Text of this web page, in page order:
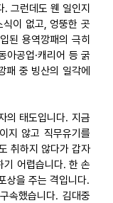
그런데도 웬 일인지
이 없고, 엉뚱한 곳
된 용역깡패의 극히
아공업·캐리어 등 굵
패 중 빙산의 일각에
의 태도입니다. 지금
지 않고 직무유기를
취하지 않다가 갑자
기 어렵습니다. 한 손
상을 주는 격입니다.
속했습니다. 김대중